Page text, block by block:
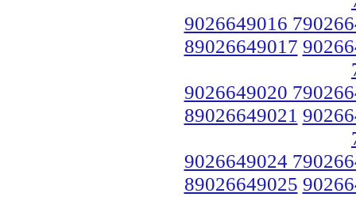
9026649016
89026649017
9026649020
89026649021
9026649024
89026649025